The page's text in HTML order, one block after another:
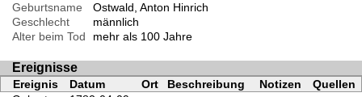
Geburtsname
Ostwald, Anton Hinrich
Geschlecht
männlich
Alter beim Tod
mehr als 100 Jahre
Ereignisse
Ereignis Datum Ort Beschreibung Notizen
Quellen